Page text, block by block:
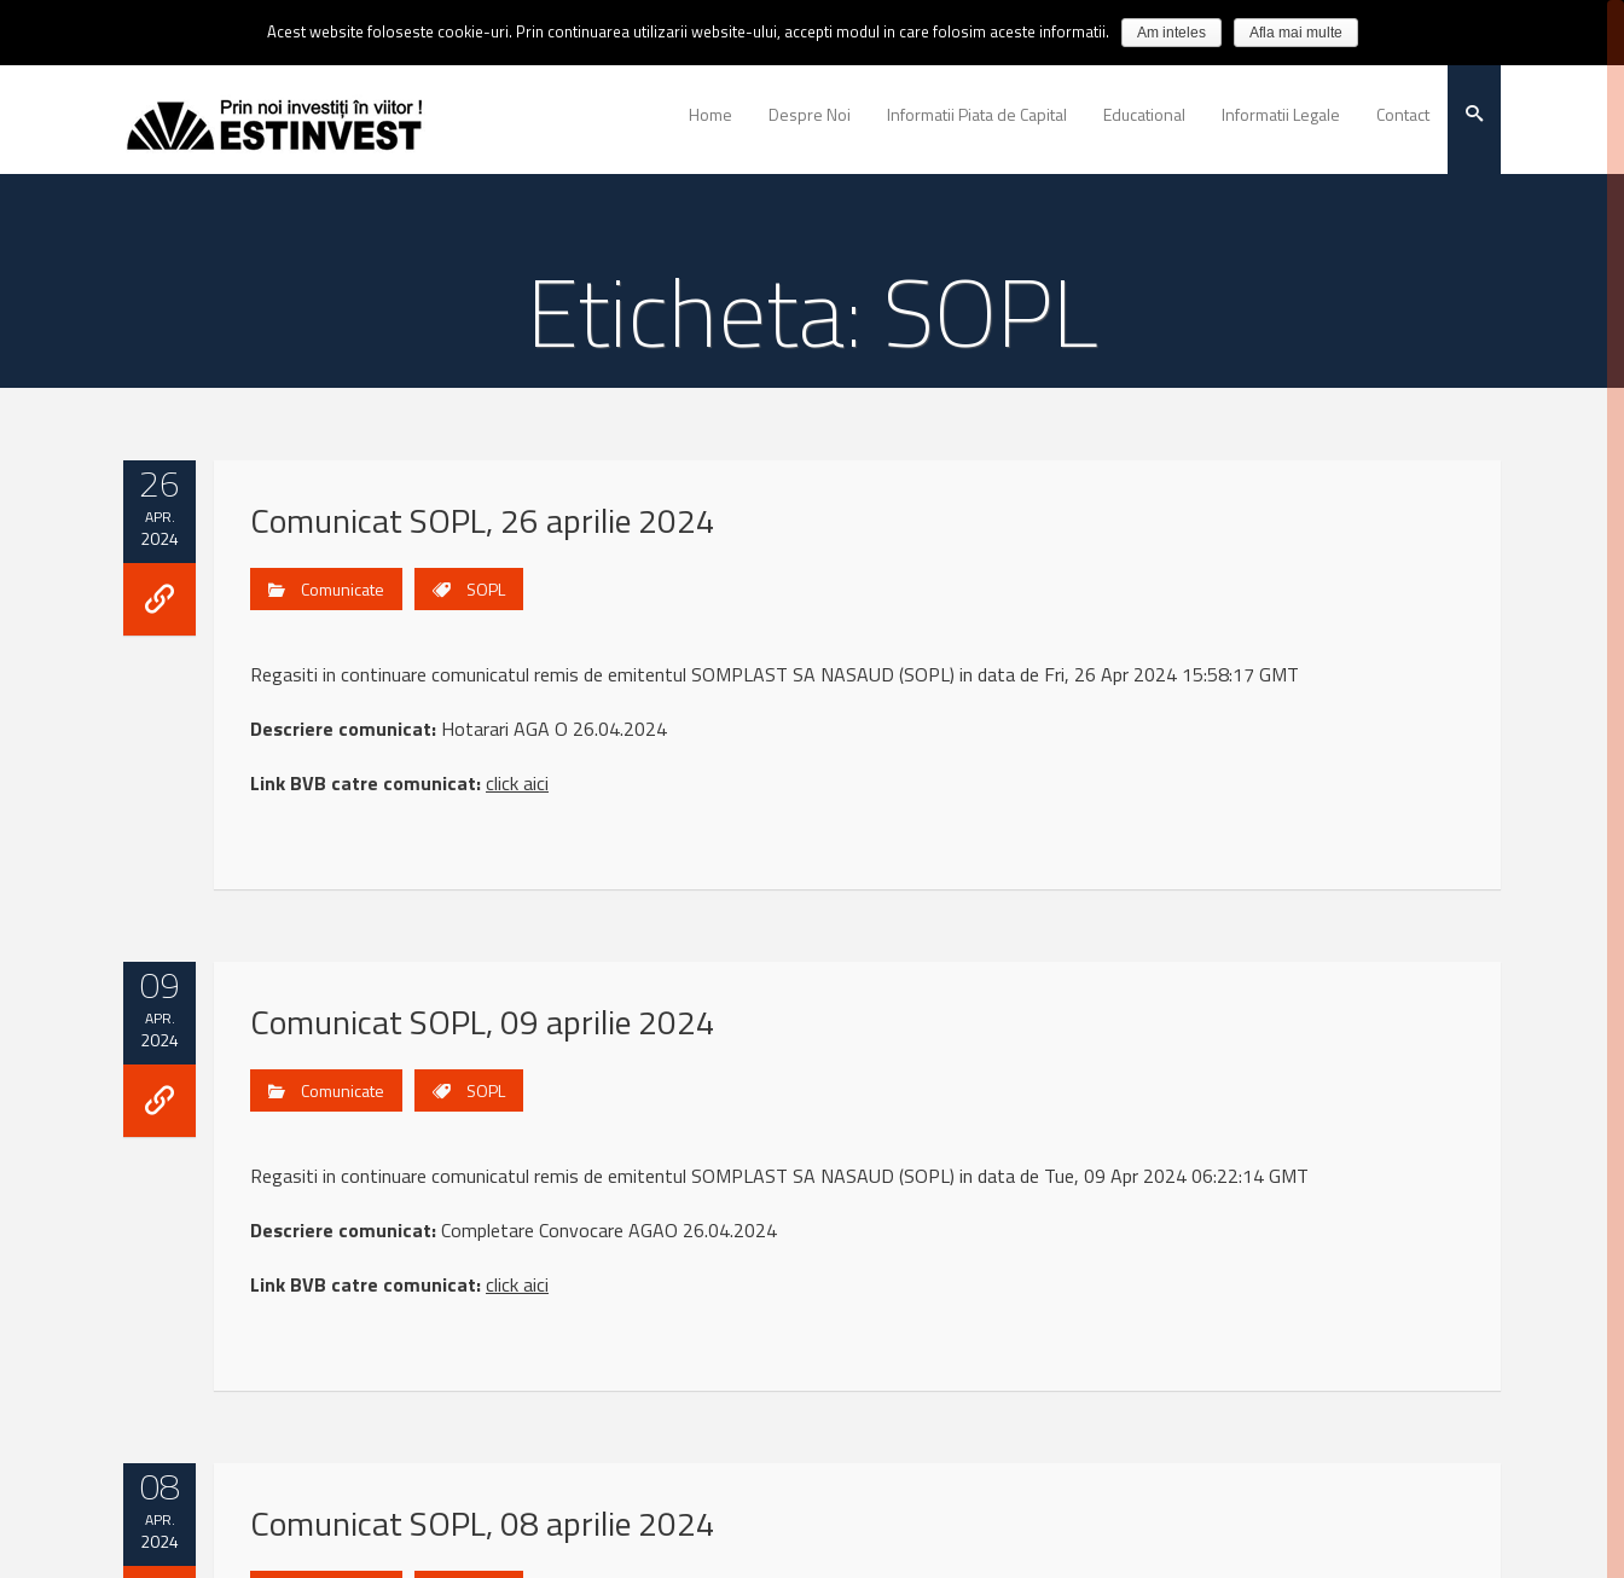
0237 238 900 |Email :contact@estinvest.ro
Home Despre Noi Informatii Piata de Capital Educational Informatii Legale Contact
Eticheta: SOPL
26
APR.
2024 Comunicat SOPL, 26 aprilie 2024
Comunicate SOPL
Regasiti in continuare comunicatul remis de emitentul SOMPLAST SA NASAUD (SOPL) in data de Fri, 26 Apr 2024 15:58:17 GMT
Descriere comunicat: Hotarari AGA O 26.04.2024
Link BVB catre comunicat:click aici
09
APR.
2024 Comunicat SOPL, 09 aprilie 2024
Comunicate SOPL
Regasiti in continuare comunicatul remis de emitentul SOMPLAST SA NASAUD (SOPL) in data de Tue, 09 Apr 2024 06:22:14 GMT
Descriere comunicat:Completare Convocare AGAO 26.04.2024
Link BVB catre comunicat:click aici
08
APR.
2024 Comunicat SOPL, 08 aprilie 2024
Acest website foloseste cookie-uri. Prin continuarea utilizarii website-ului, accepti modul in care folosim aceste informatii. Am inteles Afla mai multe